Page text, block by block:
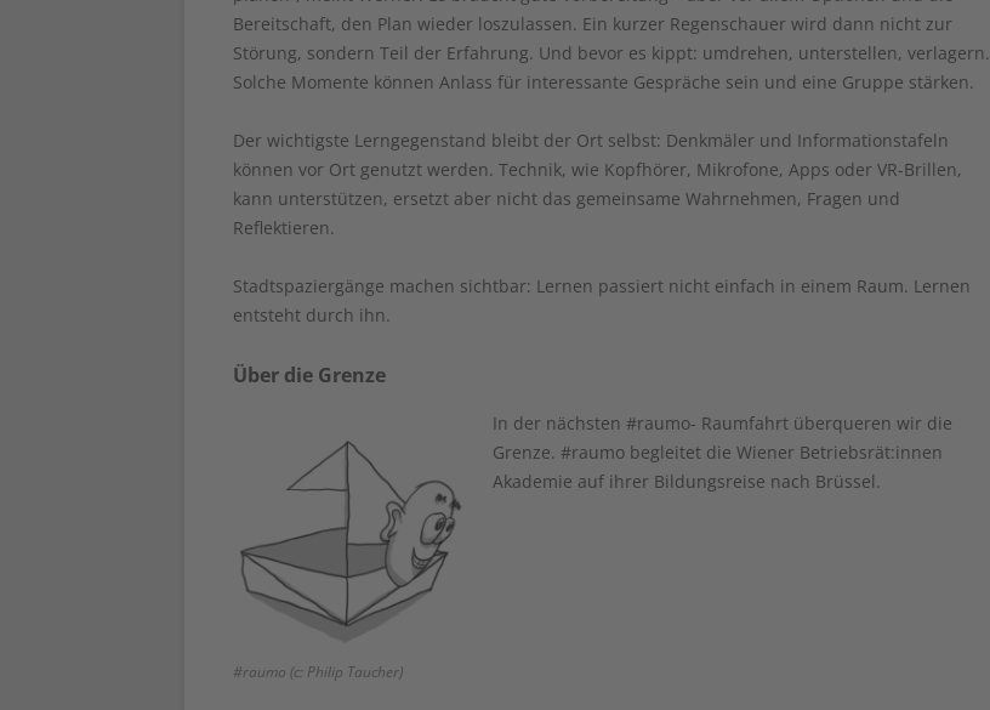
Bereitschaft, den Plan wieder loszulassen. Ein kurzer Regenschauer wird dann nicht zur
Störung, sondern Teil der Erfahrung. Und bevor es kippt: umdrehen, unterstellen, verlagern.
Solche Momente können Anlass für interessante Gespräche sein und eine Gruppe stärken.
Der wichtigste Lerngegenstand bleibt der Ort selbst: Denkmäler und Informationstafeln
können vor Ort genutzt werden. Technik, wie Kopfhörer, Mikrofone, Apps oder VR-Brillen,
kann unterstützen, ersetzt aber nicht das gemeinsame Wahrnehmen, Fragen und
Reflektieren.
Stadtspaziergänge machen sichtbar: Lernen passiert nicht einfach in einem Raum. Lernen
entsteht durch ihn.
Über die Grenze
#raumo (c: Philip Taucher)
In der nächsten #raumo- Raumfahrt überqueren wir die
Grenze. #raumo begleitet die Wiener Betriebsrät:innen
Akademie auf ihrer Bildungsreise nach Brüssel.